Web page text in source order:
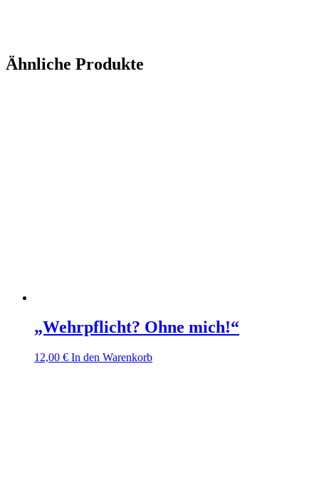
Ähnliche Produkte
„Wehrpflicht? Ohne mich!“
12,00 € In den Warenkorb